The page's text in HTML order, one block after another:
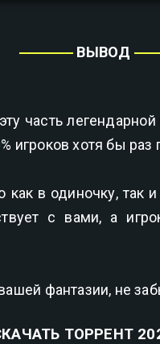
ВЫВОД
часть
игроков хотя бы раз
как в одиночку, так
с вами, а
фантазии, не
ТОРРЕНТ